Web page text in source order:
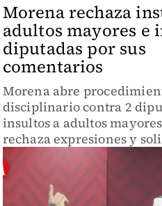
Morena rechaza
adultos mayores e
diputadas por sus
comentarios
Morena abre
disciplinario contra 2
insultos a adultos
rechaza expresiones y
Comisión de Honestidad
con inversión de 525 mil
pensiones.